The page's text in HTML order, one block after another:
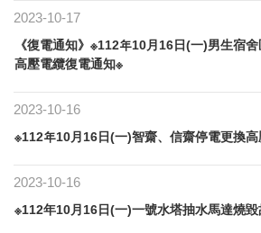
2023-10-17
《復電通知》※112年10月16日(一)男生宿
高壓電纜復電通知※
2023-10-16
※112年10月16日(一)智齋、信齋停電更換
2023-10-16
※112年10月16日(一)一號水塔抽水馬達燒